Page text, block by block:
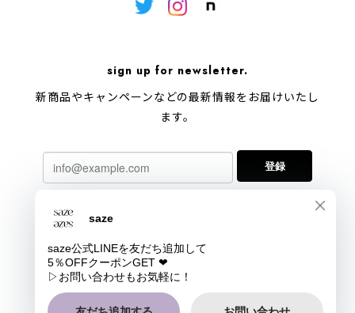
sign up for newsletter.
新商品やキャンペーンなどの最新情報をお届けいたし
ます。
登録
特定商取引法に基づく表記
会員規約